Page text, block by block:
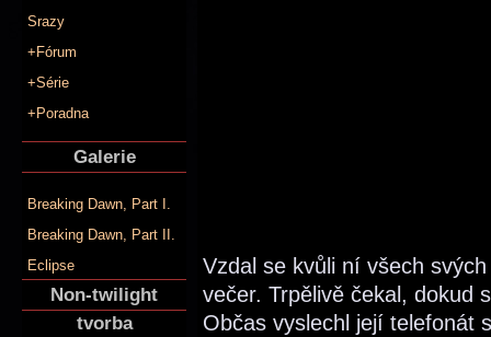
Srazy
+Fórum
+Série
+Poradna
Galerie
Breaking Dawn, Part I.
Breaking Dawn, Part II.
Eclipse
Non-twilight
tvorba
Vzdal se kvůli ní všech
večer. Trpělivě čekal, dokud
Občas vyslechl její telefonát